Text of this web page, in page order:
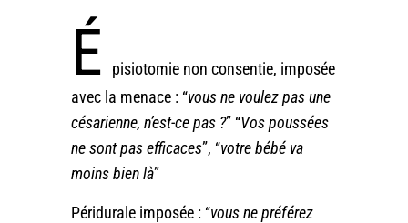
É
pisiotomie non consentie, imposée
avec la menace : “vous ne voulez pas une
césarienne, n’est-ce pas ?” “Vos poussées
ne sont pas efficaces”, “votre bébé va
moins bien là”
Péridurale imposée : “vous ne préférez